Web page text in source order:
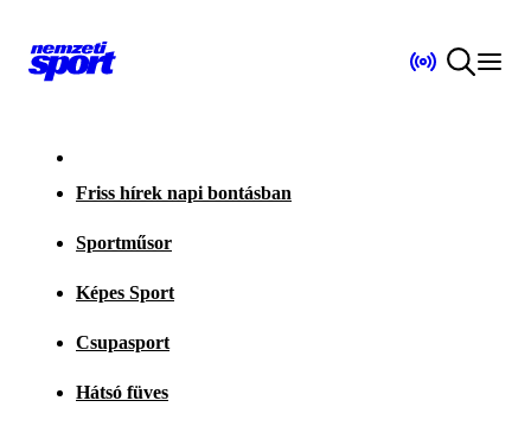
Friss hírek napi bontásban
Sportműsor
Képes Sport
Csupasport
Hátsó füves